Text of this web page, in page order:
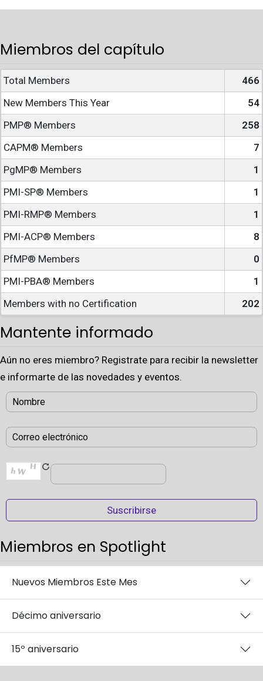
Miembros del capítulo
Total Members
466
New Members This Year
54
PMP® Members
258
CAPM® Members
7
PgMP® Members
1
PMI-SP® Members
1
PMI-RMP® Members
1
PMI-ACP® Members
8
PfMP® Members
0
PMI-PBA® Members
1
Members with no Certification
202
Mantente informado
Aún no eres miembro? Registrate para recibir la newsletter
e informarte de las novedades y eventos.
Miembros en Spotlight
Nuevos Miembros Este Mes
Décimo aniversario
15º aniversario